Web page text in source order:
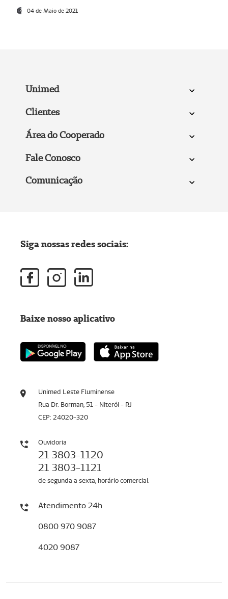
04 de Maio de 2021
Unimed
Clientes
Área do Cooperado
Fale Conosco
Comunicação
Unimed Leste Fluminense
Rua Dr. Borman, 51 - Niterói - RJ
CEP: 24020-320
Ouvidoria
21 3803-1120
21 3803-1121
de segunda a sexta, horário comercial
Atendimento 24h
0800 970 9087
4020 9087
Siga nossas redes sociais:
Baixe nosso aplicativo